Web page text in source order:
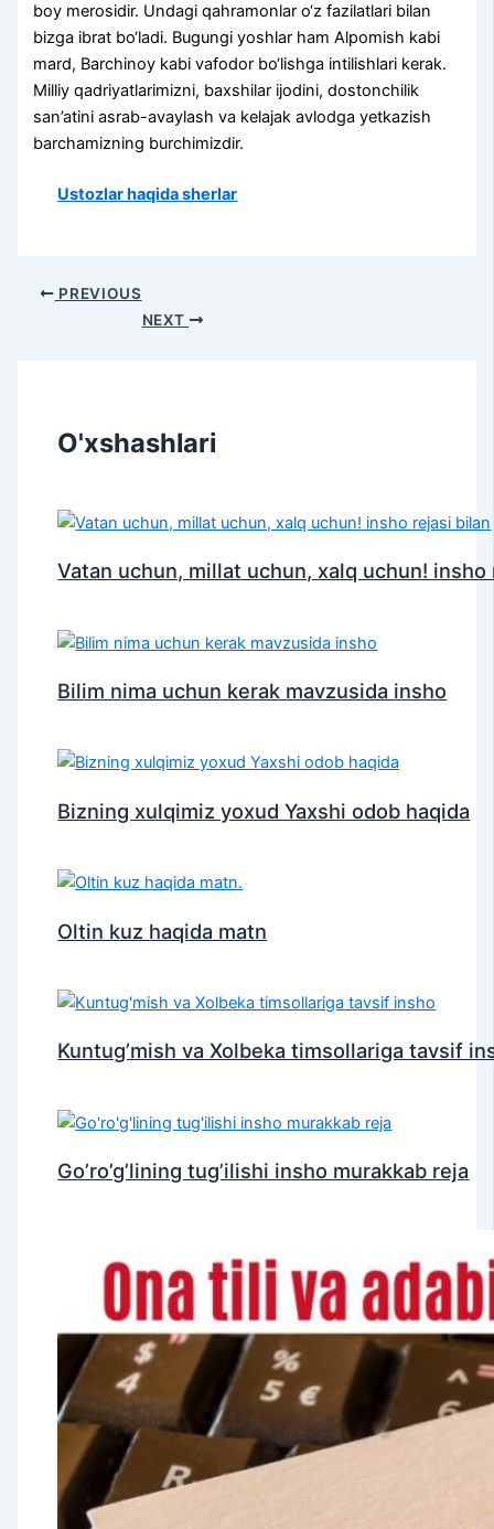
boy merosidir. Undagi qahramonlar o‘z fazilatlari bilan
bizga ibrat bo‘ladi. Bugungi yoshlar ham Alpomish kabi
mard, Barchinoy kabi vafodor bo‘lishga intilishlari kerak.
Milliy qadriyatlarimizni, baxshilar ijodini, dostonchilik
san’atini asrab-avaylash va kelajak avlodga yetkazish
barchamizning burchimizdir.
Ustozlar haqida sherlar
PREVIOUS
NEXT
O'xshashlari
Vatan uchun, millat uchun, xalq uchun! insho
Bilim nima uchun kerak mavzusida insho
Bizning xulqimiz yoxud Yaxshi odob haqida
Oltin kuz haqida matn
Kuntug’mish va Xolbeka timsollariga tavsif
Go’ro’g’lining tug’ilishi insho murakkab reja